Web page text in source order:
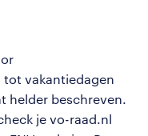
tot vakantiedagen
helder beschreven.
je vo-raad.nl